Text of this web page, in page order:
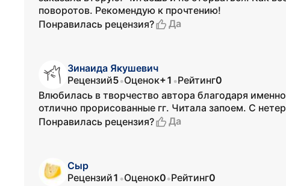
поворотов. Рекомендую к прочтению!
Понравилась рецензия?
Да
Зинаида Якушевич
Рецензий5•Оценок+1 •Рейтинг0
Влюбилась в творчество автора благодаря
отлично прорисованные гг. Читала запоем. С
Понравилась рецензия?
Да
Сыр
Рецензий1 •Оценок0•Рейтинг0